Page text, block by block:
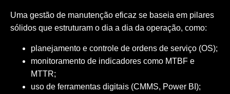
Uma gestão de manutenção eficaz se baseia em pilares
sólidos que estruturam o dia a dia da operação, como:
planejamento e controle de ordens de serviço (OS);
monitoramento de indicadores como MTBF e
MTTR;
uso de ferramentas digitais (CMMS, Power BI);